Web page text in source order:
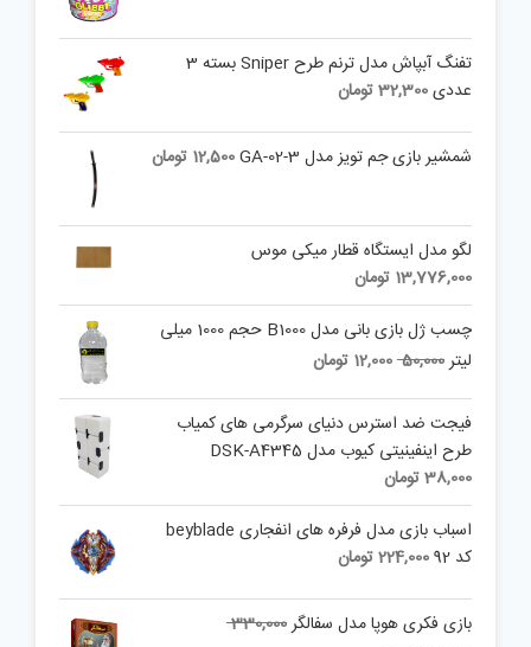
تفنگ آبپاش مدل ترنم طرح Sniper بسته 3
عددی32,300تومان
شمشیر بازی جم تویز مدل 3-02-GA 12,500 تومان
لگو مدل ایستگاه قطار میکی موس
13,776,000 تومان
چسب ژل بازی بانی مدل B1000 حجم 1000 میلی
لیتر50,000
Original
50,000 تومان.
12,000 تومان
12,000 تومان.
فیجت ضد استرس دنیای سرگرمی های کمیاب
طرح اینفینیتی کیوب مدل DSK-A4345
38,000تومان
اسباب بازی مدل فرفره های انفجاری beyblade
کد 92
224,000تومان
بازی فکری هوپا مدل سفالگر330,000
Original